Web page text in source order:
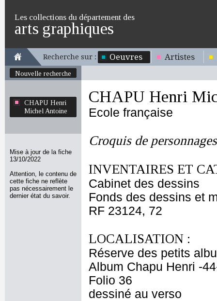
Les collections du département des
arts graphiques
Recherche sur : Oeuvres Artistes
Nouvelle recherche
CHAPU Henri
Michel Antoine
Mise à jour de la fiche
13/10/2022
Attention, le contenu de
cette fiche ne reflète
pas nécessairement le
dernier état du savoir.
CHAPU Henri
Ecole française
Croquis de personnages
INVENTAIRES ET
Cabinet des dessins
Fonds des dessins et
RF 23124, 72
LOCALISATION :
Réserve des petits
Album Chapu Henri -
Folio 36
dessiné au verso